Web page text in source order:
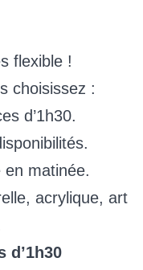
flexible !
choisissez :
d’1h30.
matinée.
acrylique, art
d’1h30